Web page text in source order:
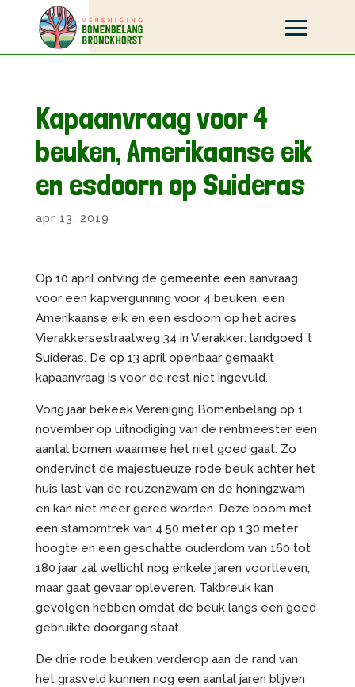
Kapaanvraag voor 4
beuken, Amerikaanse eik
en esdoorn op Suideras
apr 13, 2019
Op 10 april ontving de gemeente een aanvraag
voor een kapvergunning voor 4 beuken, een
Amerikaanse eik en een esdoorn op het adres
Vierakkersestraatweg 34 in Vierakker: landgoed ’t
Suideras. De op 13 april openbaar gemaakt
kapaanvraag is voor de rest niet ingevuld.
Vorig jaar bekeek Vereniging Bomenbelang op 1
november op uitnodiging van de rentmeester een
aantal bomen waarmee het niet goed gaat. Zo
ondervindt de majestueuze rode beuk achter het
huis last van de reuzenzwam en de honingzwam
en kan niet meer gered worden. Deze boom met
een stamomtrek van 4.50 meter op 1.30 meter
hoogte en een geschatte ouderdom van 160 tot
180 jaar zal wellicht nog enkele jaren voortleven,
maar gaat gevaar opleveren. Takbreuk kan
gevolgen hebben omdat de beuk langs een goed
gebruikte doorgang staat.
De drie rode beuken verderop aan de rand van
het grasveld kunnen nog een aantal jaren blijven